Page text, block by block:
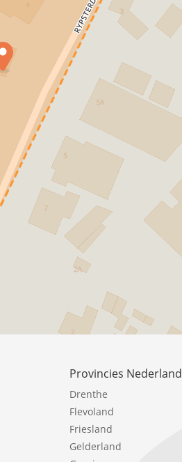
Provincies Nederland
Drenthe
Flevoland
Friesland
Gelderland